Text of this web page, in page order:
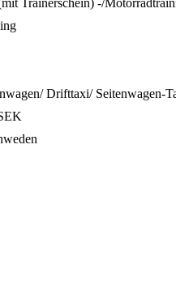
Trainerschein) -/
Drifttaxi/ Seitenwagen-